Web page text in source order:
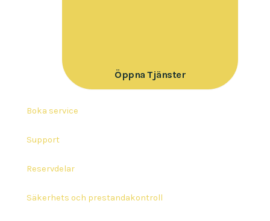
Öppna Tjänster
Boka service
Support
Reservdelar
Säkerhets och prestandakontroll